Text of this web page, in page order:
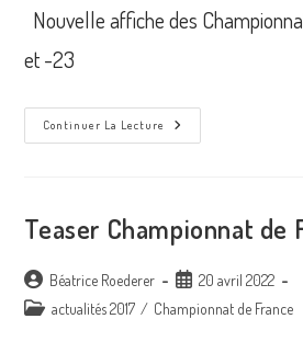
Nouvelle affiche des
et -23
Continuer La Lecture
Découvrez
L’affiche
Teaser Championnat de
Auteur/autrice
de
Béatrice Roederer
Publication
publiée :
20 avril 2022
Post actualités 2017 / Championnat de France